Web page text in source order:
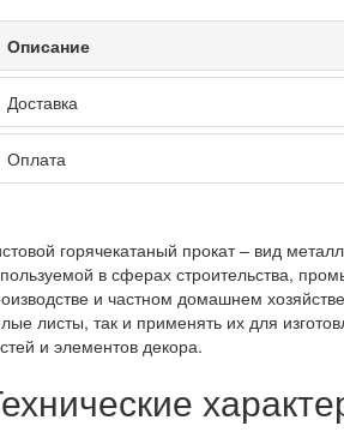
Описание
Доставка
Оплата
горячекатаный прокат – вид
в сферах строительства,
и частном домашнем
листы, так и применять их для
и элементов декора.